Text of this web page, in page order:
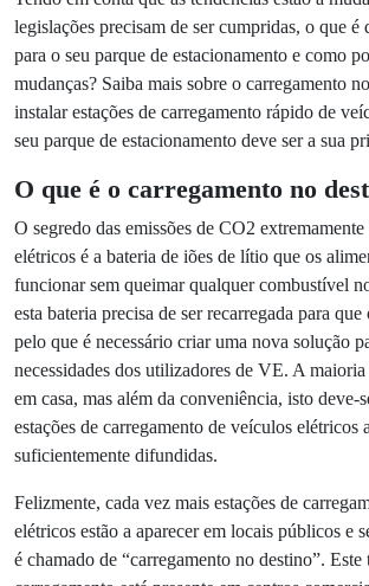
governos, conscientes da crise ambiental,
leis que promovem estes veículos de
Neste cenário, as estações de
elétricos desempenham um papel
de uma frota limpa.
Tendo em conta que as tendências estão
novas legislações precisam de ser
isto significa para o seu parque de
pode beneficiar destas mudanças? Saiba
carregamento no destino e porque
carregamento rápido de veículos elétricos
estacionamento deve ser a sua prioridade.
O que é o carregamento no
O segredo das emissões de CO2
carros elétricos é a bateria de iões de lítio
combustível nocivo. No entanto, esta
recarregada para que os VE funcionem,
necessário criar uma nova solução para